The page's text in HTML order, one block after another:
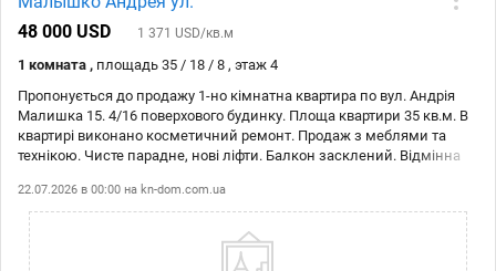
48 000 USD
1 371 USD/кв.м
1 комната , площадь 35 / 18 / 8 , этаж 4
Пропонується до продажу 1-но кімнатна квартира по вул. Андрія
Малишка 15. 4/16 поверхового будинку. Площа квартири 35 кв.м. В
квартирі виконано косметичний ремонт. Продаж з меблями та
технікою. Чисте парадне, нові ліфти. Балкон засклений. Відмінна
22.07.2026 в 00:00 на kn-dom.com.ua